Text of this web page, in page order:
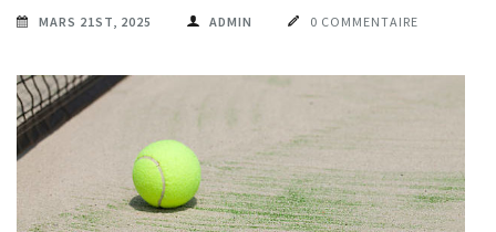
MARS 21ST, 2025 ADMIN 0 COMMENTAIRE